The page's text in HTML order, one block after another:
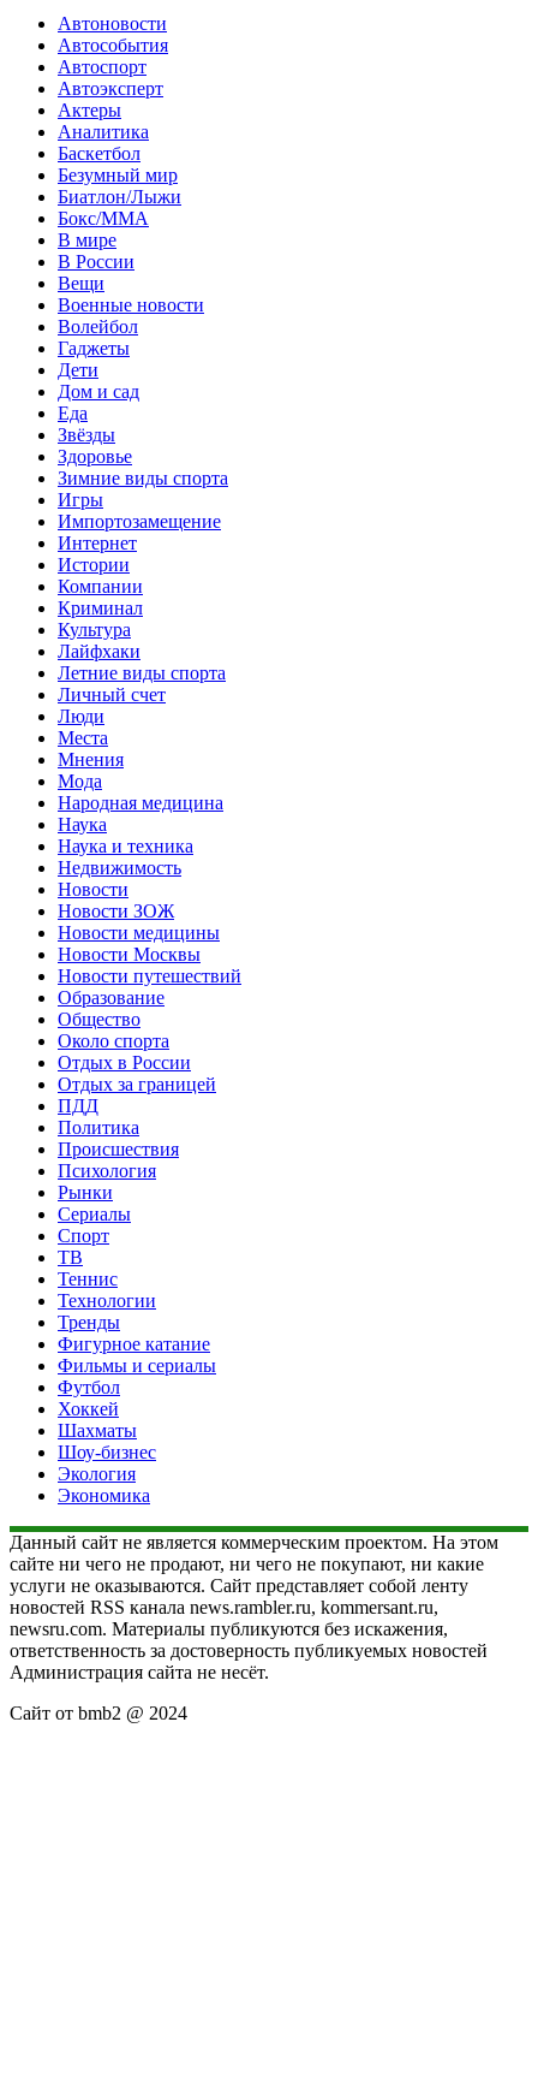
Автоновости
Автособытия
Автоспорт
Автоэксперт
Актеры
Аналитика
Баскетбол
Безумный мир
Биатлон/Лыжи
Бокс/MMA
В мире
В России
Вещи
Военные новости
Волейбол
Гаджеты
Дети
Дом и сад
Еда
Звёзды
Здоровье
Зимние виды спорта
Игры
Импортозамещение
Интернет
Истории
Компании
Криминал
Культура
Лайфхаки
Летние виды спорта
Личный счет
Люди
Места
Мнения
Мода
Народная медицина
Наука
Наука и техника
Недвижимость
Новости
Новости ЗОЖ
Новости медицины
Новости Москвы
Новости путешествий
Образование
Общество
Около спорта
Отдых в России
Отдых за границей
ПДД
Политика
Происшествия
Психология
Рынки
Сериалы
Спорт
ТВ
Теннис
Технологии
Тренды
Фигурное катание
Фильмы и сериалы
Футбол
Хоккей
Шахматы
Шоу-бизнес
Экология
Экономика
Данный сайт не является коммерческим проектом. На этом
сайте ни чего не продают, ни чего не покупают, ни какие
услуги не оказываются. Сайт представляет собой ленту
новостей RSS канала news.rambler.ru, kommersant.ru,
newsru.com. Материалы публикуются без искажения,
ответственность за достоверность публикуемых новостей
Администрация сайта не несёт.
Сайт от bmb2 @ 2024